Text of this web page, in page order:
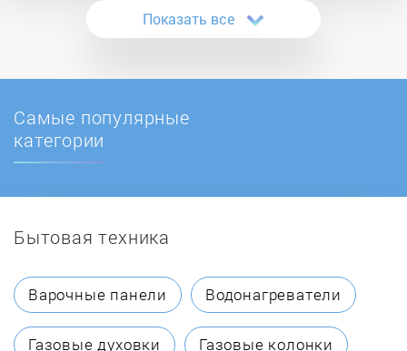
ATON
Ballu
BAXI
Beretta
Показать все
Самые популярные
категории
Бытовая техника
Варочные панели Водонагреватели
Газовые духовки Газовые колонки